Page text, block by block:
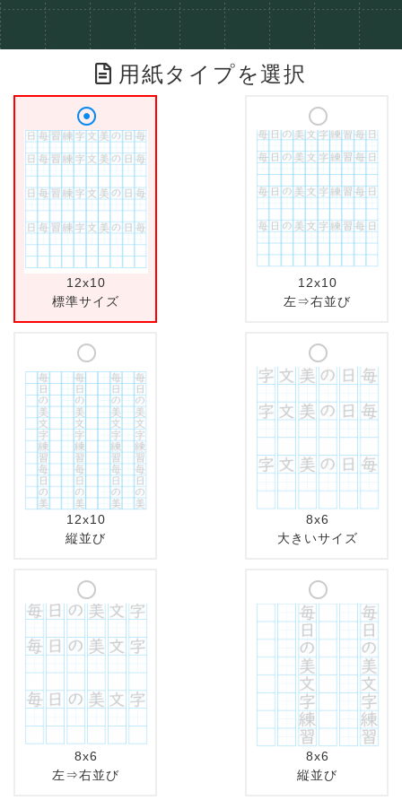
用紙タイプを選択
12x10
標準サイズ
12x10
左⇒右並び
12x10
縦並び
8x6
大きいサイズ
8x6
左⇒右並び
8x6
縦並び